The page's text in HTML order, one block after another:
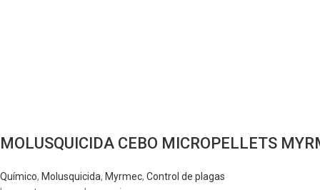
MOLUSQUICIDA CEBO MICROPELLETS
Químico, Molusquicida, Myrmec, Control de plagas